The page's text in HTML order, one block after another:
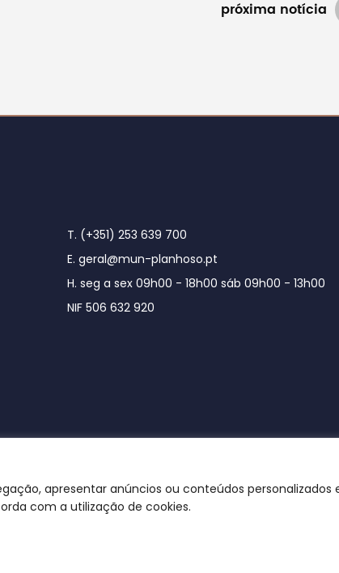
apresentar anúncios ou conteúdos personalizados
com a utilização de cookies.
próxima notícia
T. (+351) 253 639 700
E. geral@mun-planhoso.pt
H. seg a sex 09h00 - 18h00 sáb 09h00 - 13h00
NIF 506 632 920